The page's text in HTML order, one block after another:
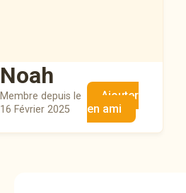
Noah
Membre depuis le
16 Février 2025
Ajouter
en ami